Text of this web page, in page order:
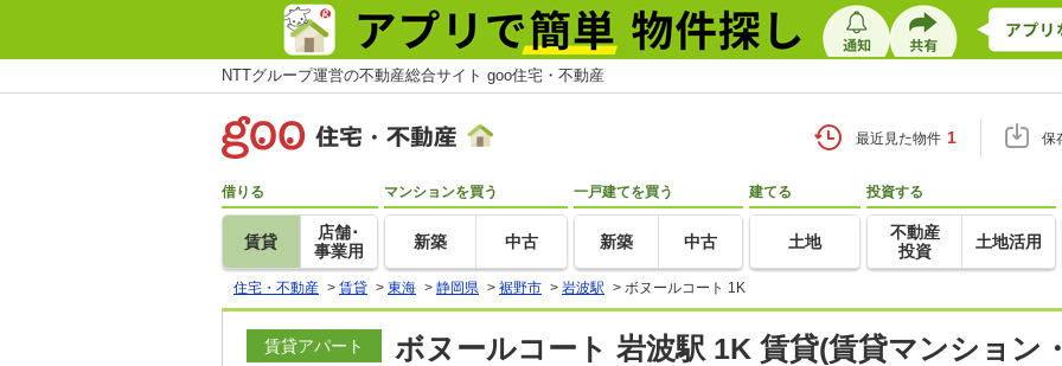
NTTグループ運営の不動産総合サイト goo住宅・不動産
最近見た物件 1 保
借りる
賃貸
店舗･
事業用
マンションを買う
新築 中古
一戸建てを買う
新築 中古
建てる
土地
投資する
不動産
投資
土地活用
住宅・不動産 > 賃貸 > 東海 > 静岡県 > 裾野市 > 岩波駅 > ボヌールコート 1K
賃貸アパート ボヌールコート 岩波駅 1K 賃貸(賃貸マンション